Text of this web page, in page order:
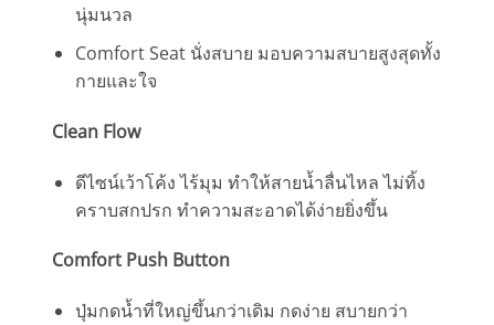
นุ่มนวล
Comfort Seat นั่งสบาย มอบความสบายสูงสุดทั้ง
กายและใจ
Clean Flow
ดีไซน์เว้าโค้ง ไร้มุม ทำให้สายน้ำลื่นไหล ไม่ทิ้ง
คราบสกปรก ทำความสะอาดได้ง่ายยิ่งขึ้น
Comfort Push Button
ปุ่มกดน้ำที่ใหญ่ขึ้นกว่าเดิม กดง่าย สบายกว่า